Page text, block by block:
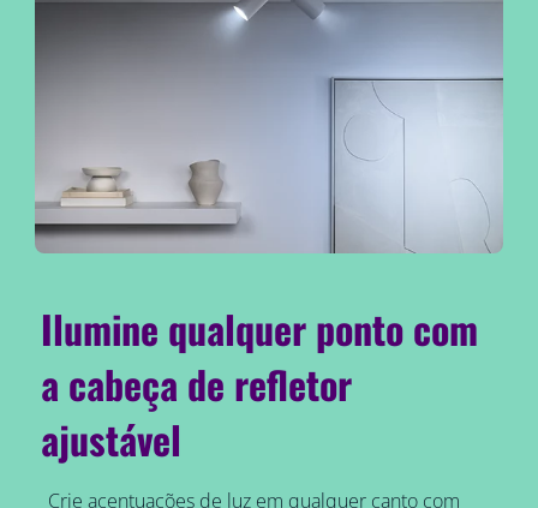
Ilumine qualquer ponto com
a cabeça de refletor
ajustável
Crie acentuações de luz em qualquer canto com